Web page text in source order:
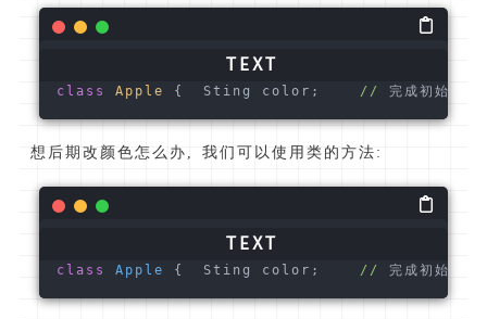
class Apple {  Sting color; // 完成初始
想后期改颜色怎么办, 我们可以使用类的方法:
class Apple {  Sting color; // 完成初始化